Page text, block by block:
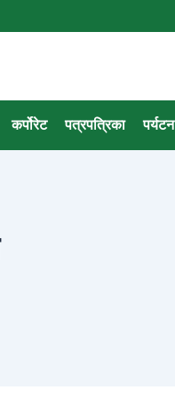
कर्पोरेट पत्रपत्रिका पर्यटन